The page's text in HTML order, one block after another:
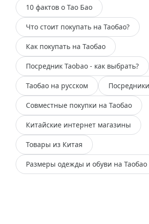
10 фактов о Тао Бао
Что стоит покупать на Таобао?
Как покупать на Таобао
Посредник Taobao - как выбрать?
Таобао на русском
Совместные покупки на Таобао
Китайские интернет магазины
Товары из Китая
Размеры одежды и обуви на Таобао